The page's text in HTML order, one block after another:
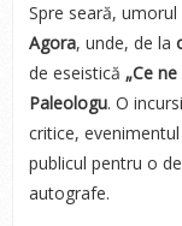
Spre seară,
Agora, unde, de la
de eseistică „Ce
Paleologu. O
critice,
publicul pentru o
autografe.